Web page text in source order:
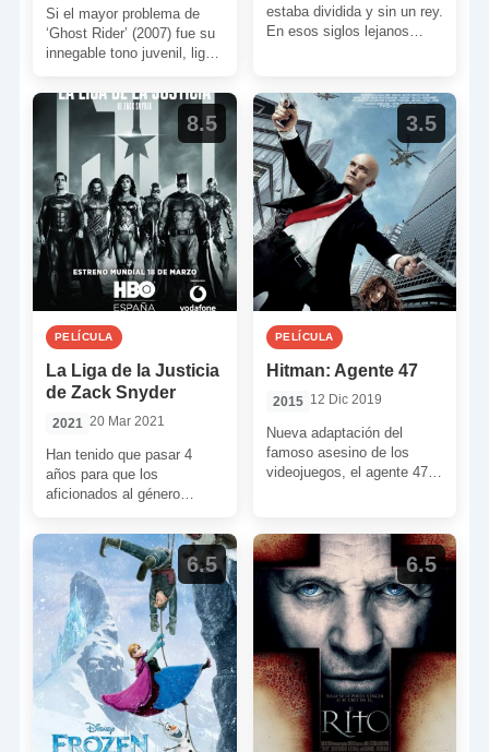
Si el mayor problema de
‘Ghost Rider’ (2007) fue su
innegable tono juvenil, light
[…]
estaba dividida y sin un rey.
En esos siglos lejanos
8.5
PELÍCULA
La Liga de la Justicia
de Zack Snyder
2021 20 Mar 2021
Han tenido que pasar 4
años para que los
aficionados al género
podido ver la versión que
Zack […]
3.5
PELÍCULA
Hitman: Agente 47
2015 12 Dic 2019
Nueva adaptación del
famoso asesino de los
videojuegos, el agente 47.
[…]
6.5 6.5